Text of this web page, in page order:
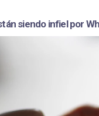
siendo infiel por